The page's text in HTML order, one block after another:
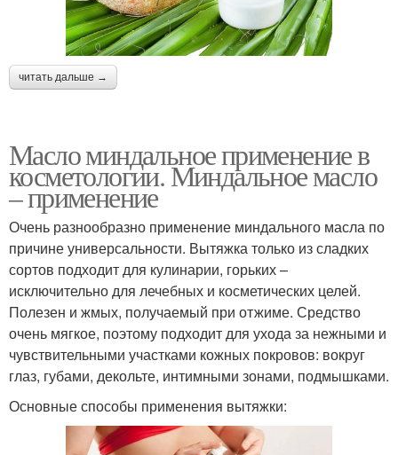
читать дальше →
Масло миндальное применение в
косметологии. Миндальное масло
– применение
Очень разнообразно применение миндального масла по
причине универсальности. Вытяжка только из сладких
сортов подходит для кулинарии, горьких –
исключительно для лечебных и косметических целей.
Полезен и жмых, получаемый при отжиме. Средство
очень мягкое, поэтому подходит для ухода за нежными и
чувствительными участками кожных покровов: вокруг
глаз, губами, декольте, интимными зонами, подмышками.
Основные способы применения вытяжки: